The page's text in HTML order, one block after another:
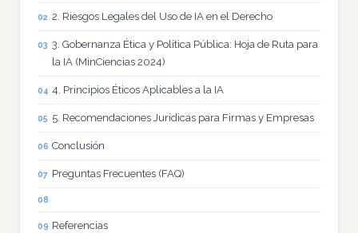
2. Riesgos Legales del Uso de IA en el Derecho
3. Gobernanza Ética y Política Pública: Hoja de Ruta para
la IA (MinCiencias 2024)
4. Principios Éticos Aplicables a la IA
5. Recomendaciones Jurídicas para Firmas y Empresas
Conclusión
Preguntas Frecuentes (FAQ)
Referencias